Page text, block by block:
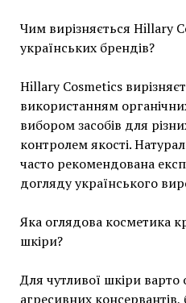
Чим вирізняється Hillary
українських брендів?
Hillary Cosmetics
використанням
вибором засобів для
контролем якості.
часто рекомендована
догляду українського
Яка оглядова косметика
шкіри?
Для чутливої шкіри
агресивних